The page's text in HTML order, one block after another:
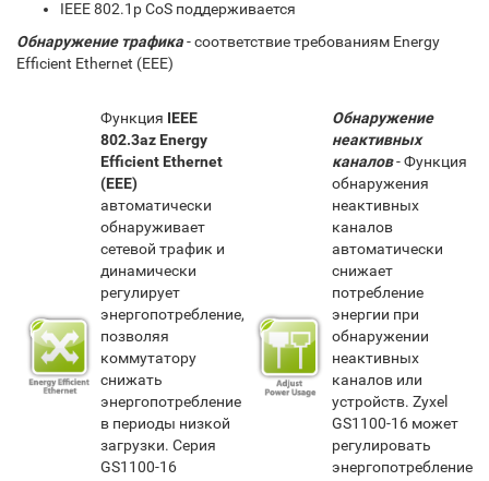
IEEE 802.1p CoS поддерживается
Обнаружение трафика- соответствие требованиям Energy
Efficient Ethernet (EEE)
Функция IEEE
802.3az Energy
Efficient Ethernet
(EEE)
автоматически
обнаруживает
сетевой трафик и
динамически
регулирует
энергопотребление,
позволяя
коммутатору
снижать
энергопотребление
в периоды низкой
загрузки. Серия
GS1100-16
Обнаружение
неактивных
каналов- Функция
обнаружения
неактивных
каналов
автоматически
снижает
потребление
энергии при
обнаружении
неактивных
каналов или
устройств. Zyxel
GS1100-16 может
регулировать
энергопотребление